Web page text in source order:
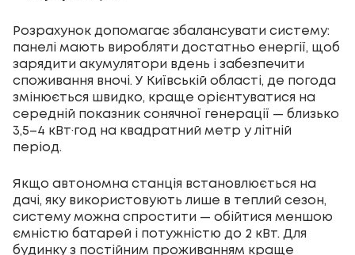
Розрахунок допомагає збалансувати систему:
панелі мають виробляти достатньо енергії, щоб
зарядити акумулятори вдень і забезпечити
споживання вночі. У Київській області, де погода
змінюється швидко, краще орієнтуватися на
середній показник сонячної генерації — близько
3,5–4 кВт·год на квадратний метр у літній
період.
Якщо автономна станція встановлюється на
дачі, яку використовують лише в теплий сезон,
систему можна спростити — обійтися меншою
ємністю батарей і потужністю до 2 кВт. Для
будинку з постійним проживанням краще